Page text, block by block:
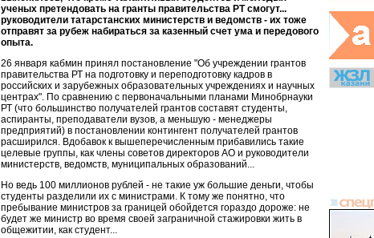
ученых претендовать на гранты правительства РТ смогут...
руководители татарстанских министерств и ведомств - их тоже
отправят за рубеж набираться за казенный счет ума и передового
опыта.
26 января кабмин принял постановление "Об учреждении грантов
правительства РТ на подготовку и переподготовку кадров в
российских и зарубежных образовательных учреждениях и научных
центрах". По сравнению с первоначальными планами Минобрнауки
РТ (что большинство получателей грантов составят студенты,
аспиранты, преподаватели вузов, а меньшую - менеджеры
предприятий) в постановлении контингент получателей грантов
расширился. Вдобавок к вышеперечисленным прибавились такие
целевые группы, как члены советов директоров АО и руководители
министерств, ведомств, муниципальных образований...
Но ведь 100 миллионов рублей - не такие уж большие деньги, чтобы
студенты разделили их с министрами. К тому же понятно, что
пребывание министров за границей обойдется гораздо дороже: не
будет же министр во время своей заграничной стажировки жить в
общежитии, как студент...